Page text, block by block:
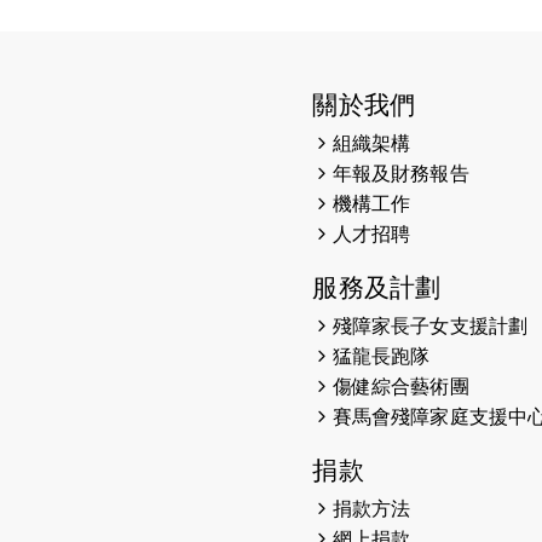
關於我們
組織架構
年報及財務報告
機構工作
人才招聘
服務及計劃
殘障家長子女支援計劃
猛龍長跑隊
傷健綜合藝術團
賽馬會殘障家庭支援中
捐款
捐款方法